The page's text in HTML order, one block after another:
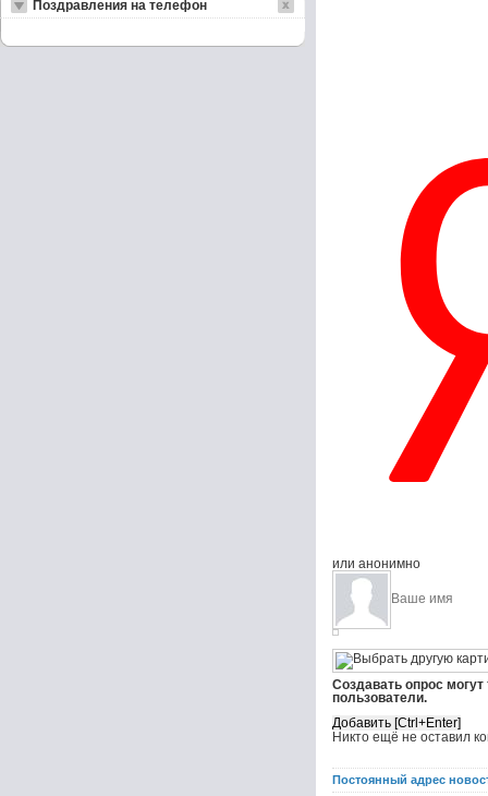
или анонимно
Создавать опрос
пользователи.
Никто ещё не оставил
Постоянный адрес
Поздравления на телефон